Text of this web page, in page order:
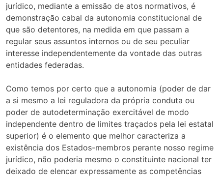
jurídico, mediante a emissão de atos normativos, é
demonstração cabal da autonomia constitucional de
que são detentores, na medida em que passam a
regular seus assuntos internos ou de seu peculiar
interesse independentemente da vontade das outras
entidades federadas.
Como temos por certo que a autonomia (poder de dar
a si mesmo a lei reguladora da própria conduta ou
poder de autodeterminação exercitável de modo
independente dentro de limites traçados pela lei estatal
superior) é o elemento que melhor caracteriza a
existência dos Estados-membros perante nosso regime
jurídico, não poderia mesmo o constituinte nacional ter
deixado de elencar expressamente as competências